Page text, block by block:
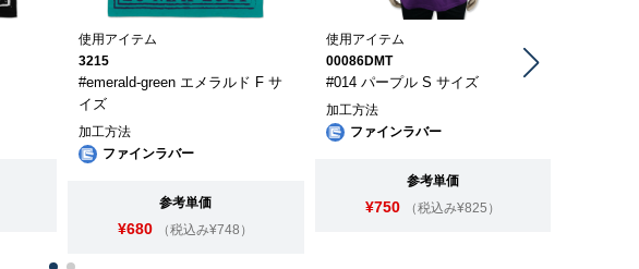
使用アイテム
3215
#emerald-green エメラルド F サ
イズ
加工方法
ファインラバー
参考単価
¥680 （税込み¥748）
使用アイテム
00086DMT
#014 パープル S サイズ
加工方法
ファインラバー
参考単価
¥750 （税込み¥825）